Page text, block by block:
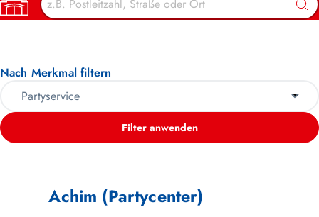
Nach Merkmal filtern
Filter anwenden
Achim (Partycenter)